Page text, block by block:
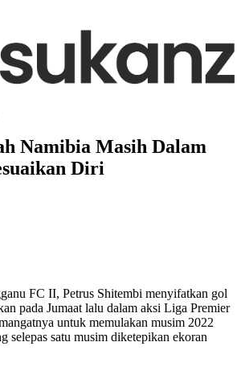
Namibia Masih Dalam
Diri
FC II, Petrus Shitembi menyifatkan gol
pada Jumaat lalu dalam aksi Liga Premier
untuk memulakan musim 2022
selepas satu musim diketepikan ekoran